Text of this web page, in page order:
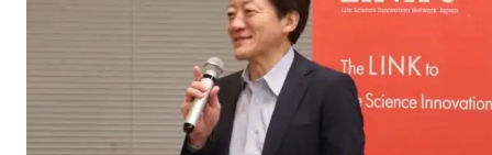
閉じる